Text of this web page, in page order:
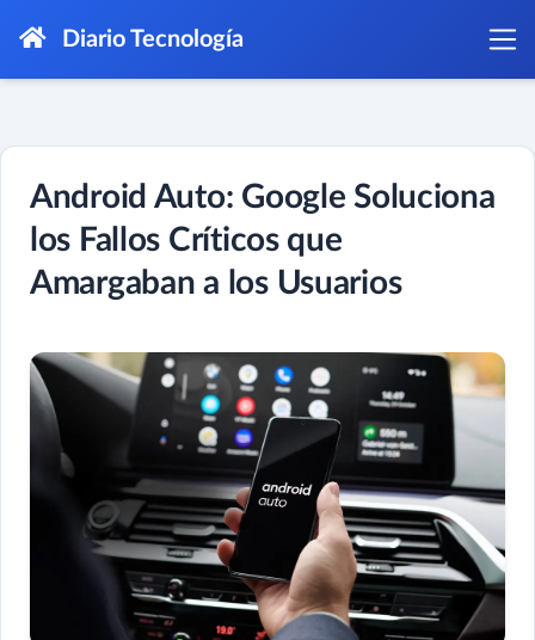
Diario Tecnología
Android Auto: Google Soluciona
los Fallos Críticos que
Amargaban a los Usuarios